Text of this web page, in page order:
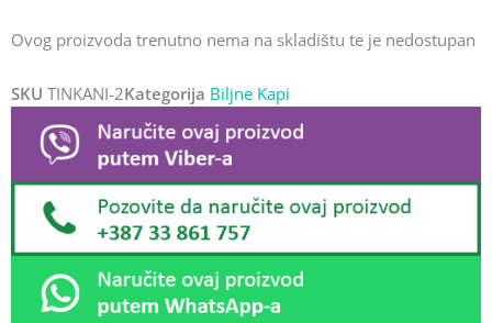
Ovog proizvoda trenutno nema na skladištu te je nedostupan
SKU TINKANI-2Kategorija Biljne Kapi